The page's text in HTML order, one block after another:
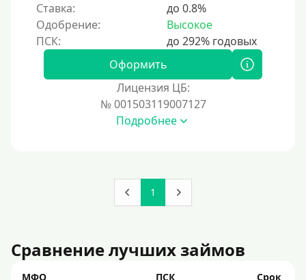
По загранпаспорту
По военному билету
По водительскому удостоверению
По СНИЛСу
Без подтверждения дохода
Без посредников
Ставка:
до 0.8%
Одобрение:
Высокое
Оформить
Лицензия ЦБ:
№ 001503119007127
Подробнее
1
Сравнение лучших займов
МФО ПСК Срок